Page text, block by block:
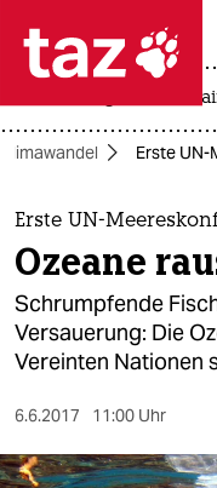
 taz
themen
politik
öko
krieg in der
Klimawandel Erste UN-
Erste UN-
Ozeane
Schrumpfende
Versauerung: Die
Vereinten Nationen
6.6.2017 11:00 Uhr